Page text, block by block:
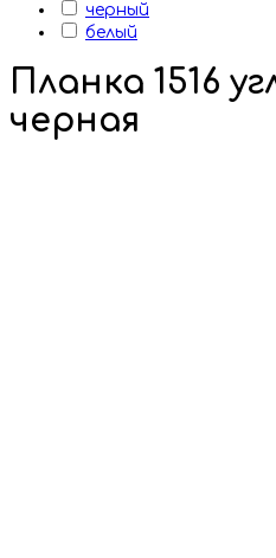
черный
белый
Планка 1516
черная